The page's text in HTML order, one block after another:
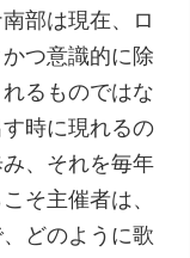
部は現在、ロ
つ意識的に除
るものではな
時に現れるの
、それを毎年
そ主催者は、
どのように歌